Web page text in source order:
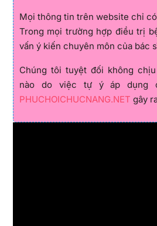
Mọi thông tin trên website chỉ
Trong mọi trường hợp điều trị
vấn ý kiến chuyên môn của bác
Chúng tôi tuyệt đối không
nào do việc tự ý áp dụng
PHUCHOICHUCNANG.NET gây